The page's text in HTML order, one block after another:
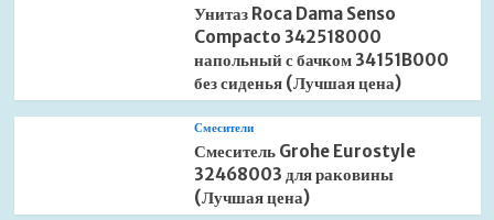
Унитаз Roca Dama Senso
Compacto 342518000
напольный с бачком 34151B000
без сиденья (Лучшая цена)
Смесители
Смеситель Grohe Eurostyle
32468003 для раковины
(Лучшая цена)